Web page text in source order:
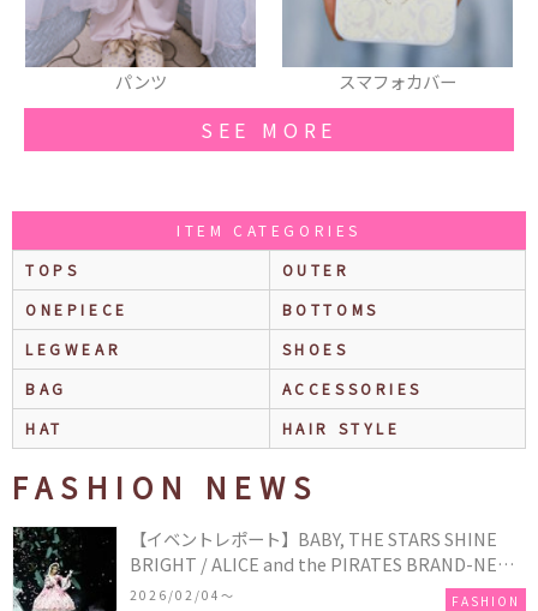
SEE MORE
ITEM CATEGORIES
TOPS
OUTER
ONEPIECE
BOTTOMS
LEGWEAR
SHOES
BAG
ACCESSORIES
HAT
HAIR STYLE
FASHION NEWS
【イベントレポート】BABY, THE STARS SHINE
BRIGHT / ALICE and the PIRATES BRAND-NEW
COLLECTION in TOKYO
2026/02/04〜 FASHION